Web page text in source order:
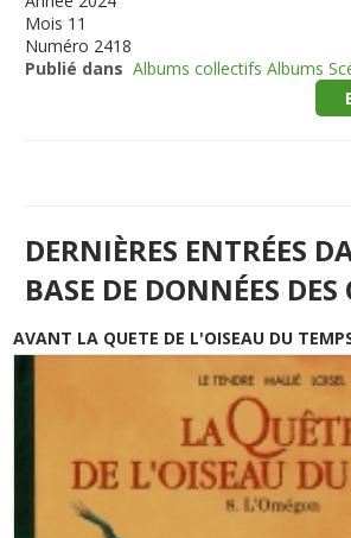
Mois 11
Numéro 2418
Publié dans Albums collectifs Albums
DERNIÈRES ENTRÉES
BASE DE DONNÉES DES
AVANT LA QUETE DE L'OISEAU DU